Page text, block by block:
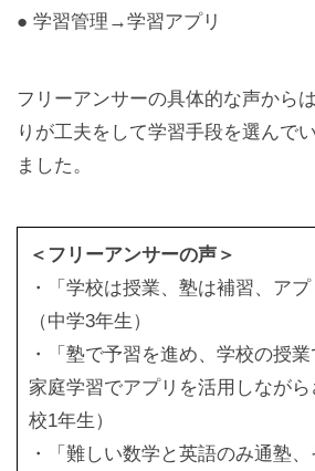
● 学習管理→学習アプリ
フリーアンサーの具体的な声から
りが工夫をして学習手段を選んで
ました。
＜フリーアンサーの声＞
・「学校は授業、塾は補習、アプ
（中学3年生）
・「塾で予習を進め、学校の授業
家庭学習でアプリを活用しなが
校1年生）
・「難しい数学と英語のみ通塾